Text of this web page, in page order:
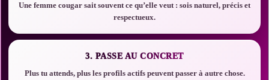
Une femme cougar sait souvent ce qu’elle veut : sois naturel, précis et
respectueux.
3. PASSE AU CONCRET
Plus tu attends, plus les profils actifs peuvent passer à autre chose.